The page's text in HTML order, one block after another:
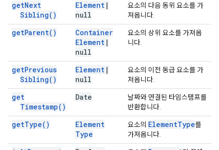
getNext
Sibling( )
Element |
null
요소의 다음 동위 요소를 가
져옵니다.
getParent( )
Container
Element |
null
요소의 상위 요소를 가져옵
니다.
getPrevious
Sibling( )
Element |
null
요소의 이전 동급 요소를 가
져옵니다.
get
Timestamp( )
Date
날짜와 연결된 타임스탬프를
반환합니다.
getType( )
Element
Type
요소의 ElementType를
가져옵니다.